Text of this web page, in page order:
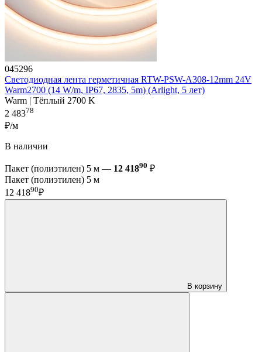
045296
Светодиодная лента герметичная RTW-PSW-A308-12mm 24V
Warm2700 (14 W/m, IP67, 2835, 5m) (Arlight, 5 лет)
Warm | Тёплый 2700 K
2 48378
₽/м
В наличии
Пакет (полиэтилен) 5 м — 12 41890 ₽
Пакет (полиэтилен) 5 м
12 41890₽
В корзину